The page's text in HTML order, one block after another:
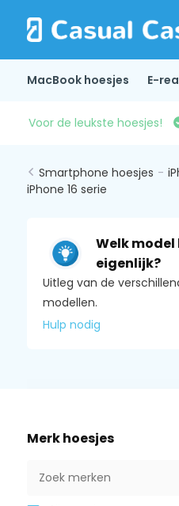
MacBook hoesjes E-
Voor de leukste hoesjes!
Smartphone hoesjes -
iPhone 16 serie
Welk model
eigenlijk?
Uitleg van de
modellen.
Hulp nodig
Merk hoesjes